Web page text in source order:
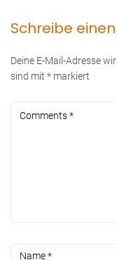
Schreibe
Deine E-Mail-Adresse
sind mit * markiert